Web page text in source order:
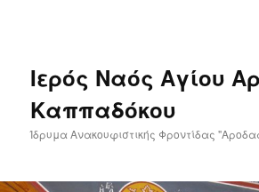
Ιερός Ναός Αγίου
Καππαδόκου
Ίδρυμα Ανακουφιστικής Φροντίδας